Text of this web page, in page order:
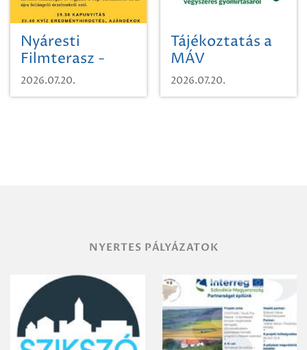
Nyáresti
Filmterasz -
Beugró a
Paradicsomba
2026.07.20.
Tájékoztatás a
MÁV
Pályaműködtetési
Zrt. Területi
2026.07.20.
NYERTES PÁLYÁZATOK